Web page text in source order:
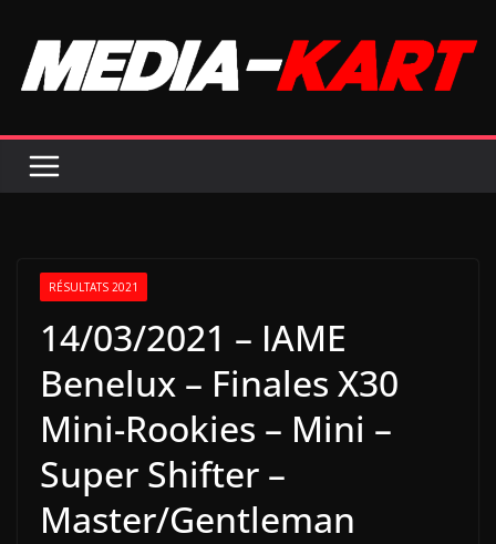
contenu
RÉSULTATS 2021
14/03/2021 – IAME
Benelux – Finales X30
Mini-Rookies – Mini –
Super Shifter –
Master/Gentleman